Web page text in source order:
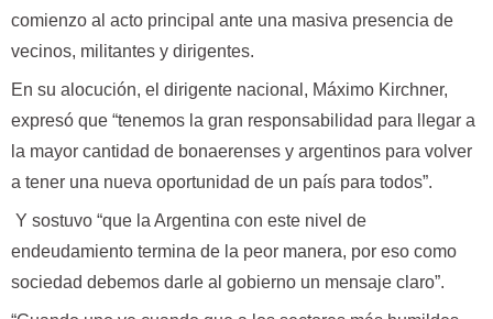
comienzo al acto principal ante una masiva presencia de
vecinos, militantes y dirigentes.
En su alocución, el dirigente nacional, Máximo Kirchner,
expresó que “tenemos la gran responsabilidad para llegar a
la mayor cantidad de bonaerenses y argentinos para volver
a tener una nueva oportunidad de un país para todos”.
Y sostuvo “que la Argentina con este nivel de
endeudamiento termina de la peor manera, por eso como
sociedad debemos darle al gobierno un mensaje claro”.